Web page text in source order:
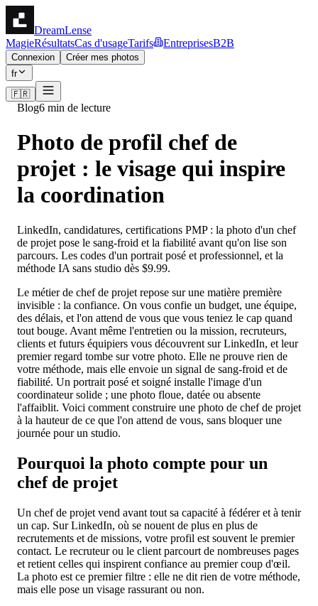
DreamLense
MagieRésultatsCas d'usageTarifs EntreprisesB2B
Connexion
Créer mes photos
fr
🇫🇷
Blog6 min de lecture
Photo de profil chef de
projet : le visage qui inspire
la coordination
LinkedIn, candidatures, certifications PMP : la photo d'un chef
de projet pose le sang-froid et la fiabilité avant qu'on lise son
parcours. Les codes d'un portrait posé et professionnel, et la
méthode IA sans studio dès $9.99.
Le métier de chef de projet repose sur une matière première
invisible : la confiance. On vous confie un budget, une équipe,
des délais, et l'on attend de vous que vous teniez le cap quand
tout bouge. Avant même l'entretien ou la mission, recruteurs,
clients et futurs équipiers vous découvrent sur LinkedIn, et leur
premier regard tombe sur votre photo. Elle ne prouve rien de
votre méthode, mais elle envoie un signal de sang-froid et de
fiabilité. Un portrait posé et soigné installe l'image d'un
coordinateur solide ; une photo floue, datée ou absente
l'affaiblit. Voici comment construire une photo de chef de projet
à la hauteur de ce que l'on attend de vous, sans bloquer une
journée pour un studio.
Pourquoi la photo compte pour un
chef de projet
Un chef de projet vend avant tout sa capacité à fédérer et à tenir
un cap. Sur LinkedIn, où se nouent de plus en plus de
recrutements et de missions, votre profil est souvent le premier
contact. Le recruteur ou le client parcourt de nombreuses pages
et retient celles qui inspirent confiance au premier coup d'œil.
La photo est ce premier filtre : elle ne dit rien de votre méthode,
mais elle pose un visage rassurant ou non.